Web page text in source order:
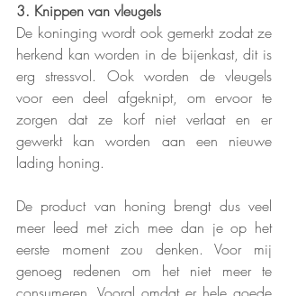
3. Knippen van vleugels
De koninging wordt ook gemerkt zodat ze
herkend kan worden in de bijenkast, dit is
erg stressvol. Ook worden de vleugels
voor een deel afgeknipt, om ervoor te
zorgen dat ze korf niet verlaat en er
gewerkt kan worden aan een nieuwe
lading honing.
De product van honing brengt dus veel
meer leed met zich mee dan je op het
eerste moment zou denken. Voor mij
genoeg redenen om het niet meer te